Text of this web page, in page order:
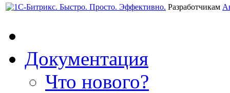
Разработчикам
Документация
Что нового?